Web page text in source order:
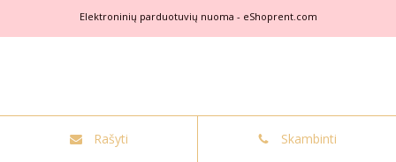
Elektroninių parduotuvių nuoma - eShoprent.com
Rašyti Skambinti